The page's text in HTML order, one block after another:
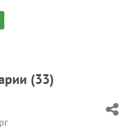
(33)